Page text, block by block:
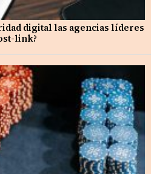
digital las agencias líderes
link?